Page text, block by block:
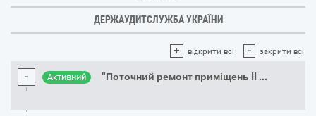
ДЕРЖАУДИТСЛУЖБА УКРАЇНИ
+ відкрити всі - закрити всі
- Активний "Поточний ремонт приміщень II ...